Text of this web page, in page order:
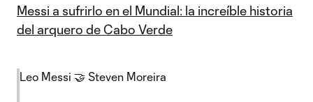
Messi a sufrirlo en el Mundial: la increíble historia
del arquero de Cabo Verde
Leo Messi 🤝 Steven Moreira